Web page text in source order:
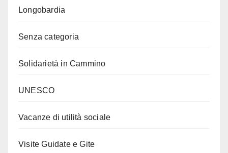
Longobardia
Senza categoria
Solidarietà in Cammino
UNESCO
Vacanze di utilità sociale
Visite Guidate e Gite